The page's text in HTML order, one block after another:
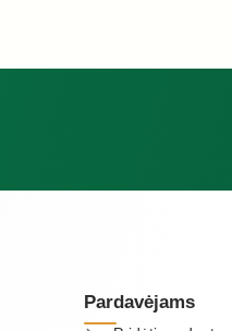
Pardavėjams